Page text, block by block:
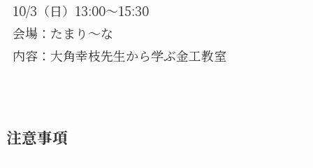
10/3（日）13:00〜15:30
会場：たまり〜な
内容：大角幸枝先生から学ぶ金工教室
注意事項